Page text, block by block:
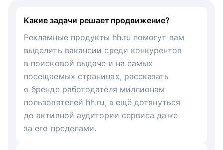
Какие задачи решает продвижение?
Рекламные продукты hh.ru помогут вам
выделить вакансии среди конкурентов
в поисковой выдаче и на самых
посещаемых страницах, рассказать
о бренде работодателя миллионам
пользователей hh.ru, а ещё дотянуться
до активной аудитории сервиса даже
за его пределами.